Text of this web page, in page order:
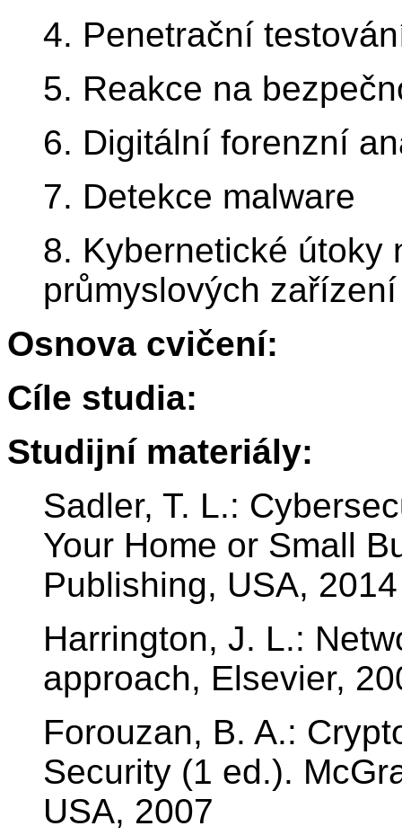
4. Penetrační
5. Reakce na
6. Digitální forenzní
7. Detekce malware
8. Kybernetické útoky
průmyslových zařízení
Osnova cvičení:
Cíle studia:
Studijní materiály:
Sadler, T. L.:
Your Home or Small
Publishing, USA, 2014
Harrington, J. L.:
approach, Elsevier,
Forouzan, B. A.:
Security (1 ed.).
USA, 2007